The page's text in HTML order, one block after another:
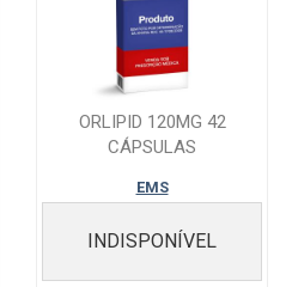
ORLIPID 120MG 42
CÁPSULAS
EMS
INDISPONÍVEL